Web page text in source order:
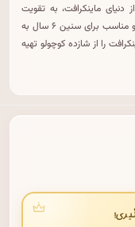
ماینکرافت، به تقویت
مهارت‌های حرکتی، خلاقیت و حل مسئله کمک می‌کند و مناسب برای سنین ۶ سال به
را از شازده کوچولو تهیه